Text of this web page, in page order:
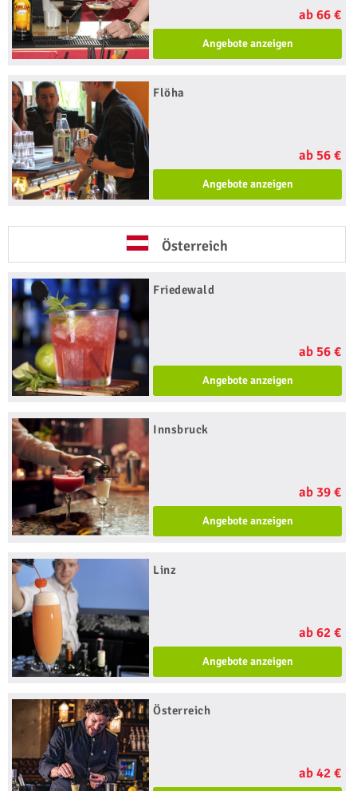
ab 66 €
Angebote anzeigen
Flöha
ab 56 €
Angebote anzeigen
Österreich
Friedewald
ab 56 €
Angebote anzeigen
Innsbruck
ab 39 €
Angebote anzeigen
Linz
ab 62 €
Angebote anzeigen
Österreich
ab 42 €